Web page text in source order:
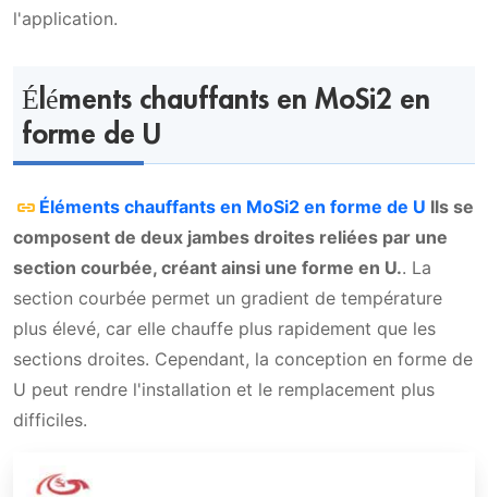
l'application.
Éléments chauffants en MoSi2 en
forme de U
Éléments chauffants en MoSi2 en forme de U Ils se
composent de deux jambes droites reliées par une
section courbée, créant ainsi une forme en U.. La
section courbée permet un gradient de température
plus élevé, car elle chauffe plus rapidement que les
sections droites. Cependant, la conception en forme de
U peut rendre l'installation et le remplacement plus
difficiles.